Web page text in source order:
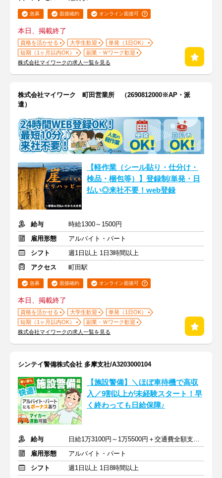
急募 面接確約 オンライン面接可
本日、掲載終了
資格を活かせる 大学生歓迎
単発（1日OK）
短期（1ヶ月以内OK）
副業・Ｗワーク歓迎
株式会社マイワークの求人一覧を見る
株式会社マイワーク 町田営業所 （2690812000※AP・派
遣）
【軽作業（シール貼り・仕分け・
検品・梱包等）】登録制/単発・日
払い◎来社不要！web登録
給与
時給1300～1500円
雇用形態
アルバイト・パート
シフト
週1日以上 1日3時間以上
アクセス
町田駅
急募 面接確約 オンライン面接可
本日、掲載終了
資格を活かせる 大学生歓迎
単発（1日OK）
短期（1ヶ月以内OK）
副業・Ｗワーク歓迎
株式会社マイワークの求人一覧を見る
シンテイ警備株式会社 多摩支社/A3203000104
【施設警備】＼ほぼ車待機で高収
入／9割以上が未経験スタート！早
く終わっても日給保障♪
給与
日給1万3100円～1万5500円＋交通費全額支給 ※ボーナス年2回あり
雇用形態
アルバイト・パート
シフト
週1日以上 1日8時間以上